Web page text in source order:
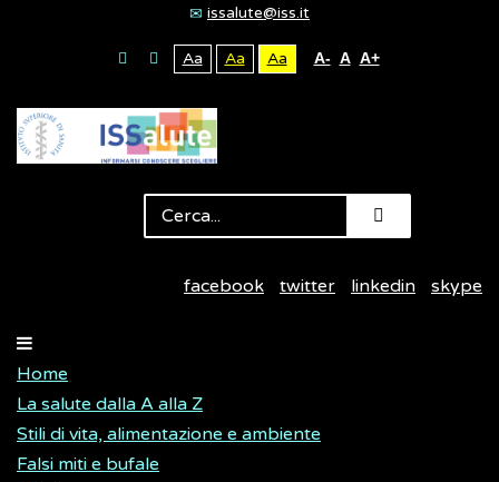
issalute@iss.it
Aa Aa Aa A- A A+
facebook twitter linkedin skype
Home
La salute dalla A alla Z
Stili di vita, alimentazione e ambiente
Falsi miti e bufale